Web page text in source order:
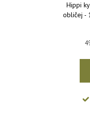
Hippi
obličej -